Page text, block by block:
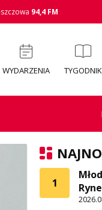
94,4 FM
WYDARZENIA TYGODNIK
1